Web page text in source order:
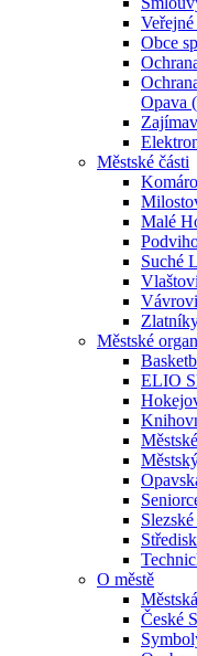
Obce
Opava
Městské části
Malé
Suché
Městské
ELIO
O městě
České